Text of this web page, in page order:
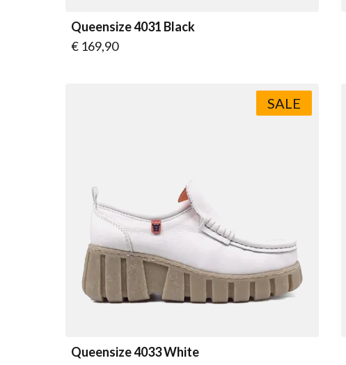
Queensize 4031 Black
Vanaf
€ 169,90
Queensize 4033 White
SALE